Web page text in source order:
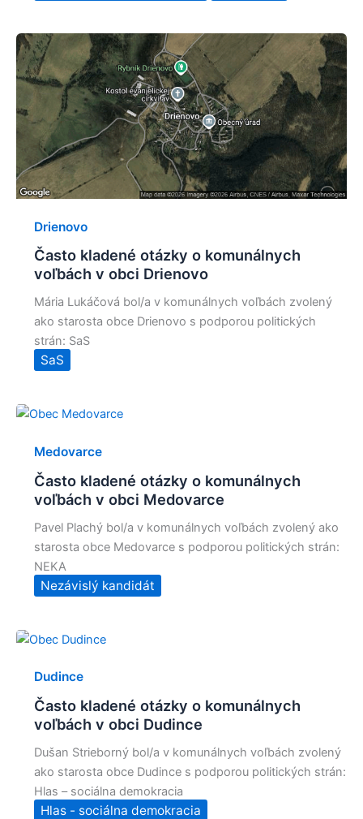
Drienovo
Často kladené otázky o komunálnych
voľbách v obci Drienovo
Mária Lukáčová bol/a v komunálnych voľbách zvolený
ako starosta obce Drienovo s podporou politických
strán: SaS
SaS
Medovarce
Často kladené otázky o komunálnych
voľbách v obci Medovarce
Pavel Plachý bol/a v komunálnych voľbách zvolený ako
starosta obce Medovarce s podporou politických strán:
NEKA
Nezávislý kandidát
Dudince
Často kladené otázky o komunálnych
voľbách v obci Dudince
Dušan Strieborný bol/a v komunálnych voľbách zvolený
ako starosta obce Dudince s podporou politických strán:
Hlas – sociálna demokracia
Hlas - sociálna demokracia